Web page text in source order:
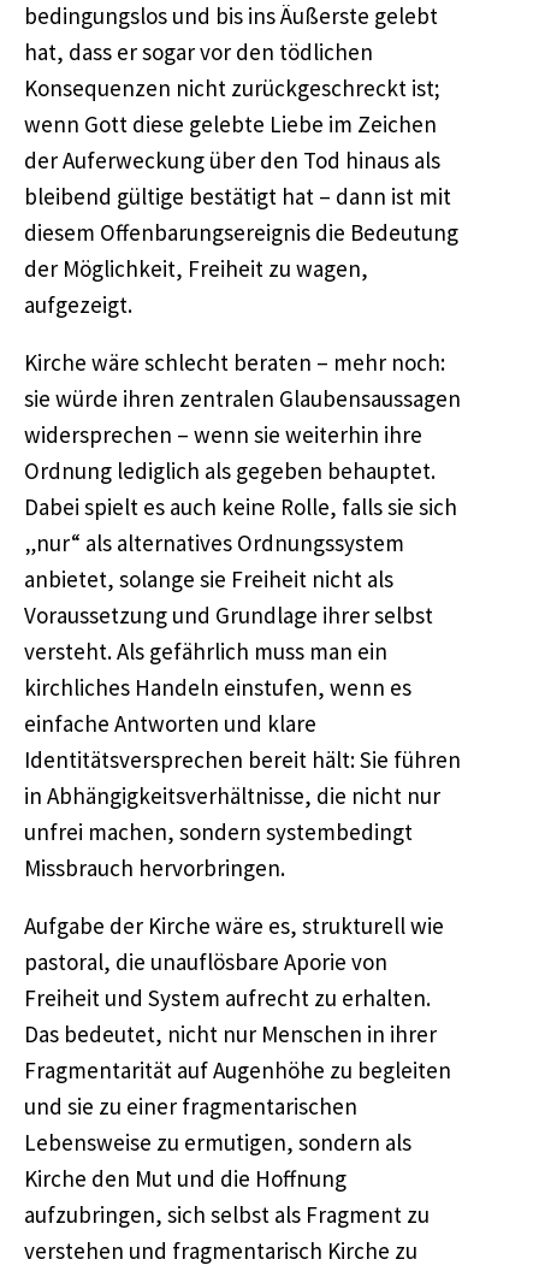
bedingungslos und bis ins Äußerste gelebt
hat, dass er sogar vor den tödlichen
Konsequenzen nicht zurückgeschreckt ist;
wenn Gott diese gelebte Liebe im Zeichen
der Auferweckung über den Tod hinaus als
bleibend gültige bestätigt hat – dann ist mit
diesem Offenbarungsereignis die Bedeutung
der Möglichkeit, Freiheit zu wagen,
aufgezeigt.
Kirche wäre schlecht beraten – mehr noch:
sie würde ihren zentralen Glaubensaussagen
widersprechen – wenn sie weiterhin ihre
Ordnung lediglich als gegeben behauptet.
Dabei spielt es auch keine Rolle, falls sie sich
„nur“ als alternatives Ordnungssystem
anbietet, solange sie Freiheit nicht als
Voraussetzung und Grundlage ihrer selbst
versteht. Als gefährlich muss man ein
kirchliches Handeln einstufen, wenn es
einfache Antworten und klare
Identitätsversprechen bereit hält: Sie führen
in Abhängigkeitsverhältnisse, die nicht nur
unfrei machen, sondern systembedingt
Missbrauch hervorbringen.
Aufgabe der Kirche wäre es, strukturell wie
pastoral, die unauflösbare Aporie von
Freiheit und System aufrecht zu erhalten.
Das bedeutet, nicht nur Menschen in ihrer
Fragmentarität auf Augenhöhe zu begleiten
und sie zu einer fragmentarischen
Lebensweise zu ermutigen, sondern als
Kirche den Mut und die Hoffnung
aufzubringen, sich selbst als Fragment zu
verstehen und fragmentarisch Kirche zu